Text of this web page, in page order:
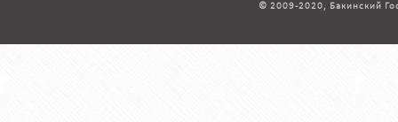
© 2009-2020, Бакинский